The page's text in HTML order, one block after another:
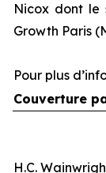
Nicox dont le
Growth Paris
Pour plus
Couverture
H.C.